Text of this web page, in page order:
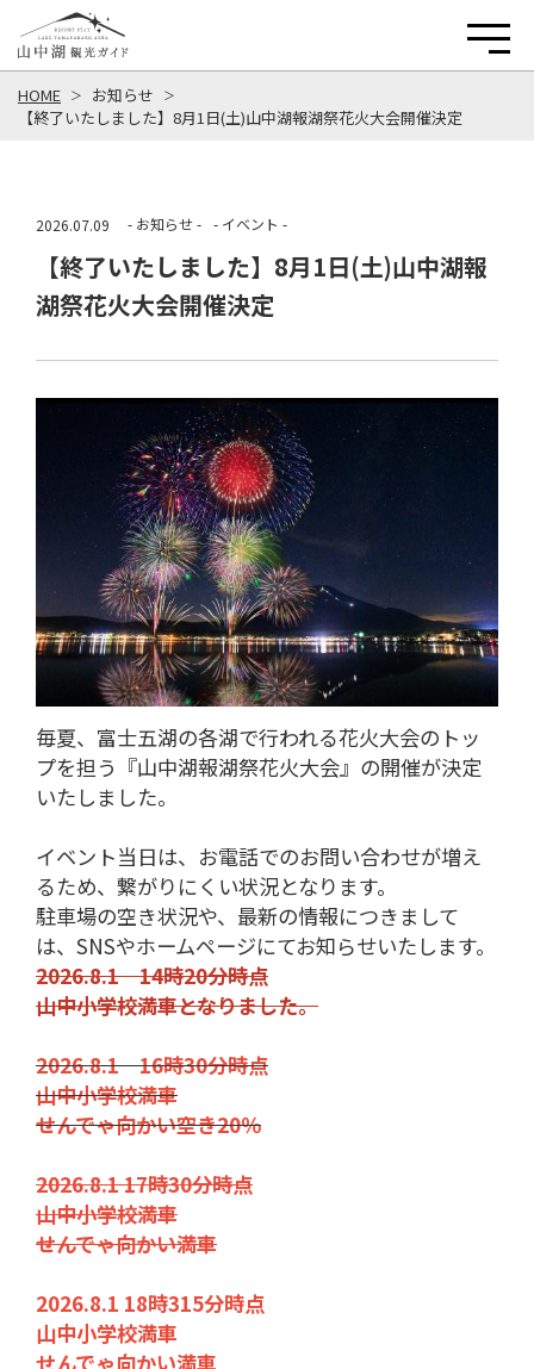
HOME
お知らせ
【終了いたしました】8月1日(土)山中湖報湖祭花火大会開催決定
2026.07.09 - お知らせ - - イベント -
【終了いたしました】8月1日(土)山中湖報
湖祭花火大会開催決定
毎夏、富士五湖の各湖で行われる花火大会のトッ
プを担う『山中湖報湖祭花火大会』の開催が決定
いたしました。
イベント当日は、お電話でのお問い合わせが増え
るため、繋がりにくい状況となります。
駐車場の空き状況や、最新の情報につきまして
は、SNSやホームページにてお知らせいたします。
2026.8.1 14時20分時点
山中小学校満車となりました。
2026.8.1 16時30分時点
山中小学校満車
せんでゃ向かい空き20％
2026.8.1 17時30分時点
山中小学校満車
せんでゃ向かい満車
2026.8.1 18時315分時点
山中小学校満車
せんでゃ向かい満車